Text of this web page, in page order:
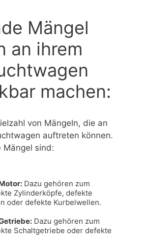
Mängel
an ihrem
machen:
von Mängeln, die an
auftreten können.
Mängel sind:
Dazu gehören zum
Zylinderköpfe, defekte
oder defekte Kurbelwellen.
Dazu gehören zum
Schaltgetriebe oder defekte